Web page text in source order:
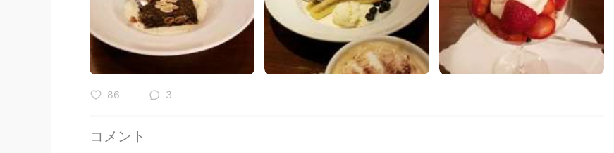
86 3
コメント